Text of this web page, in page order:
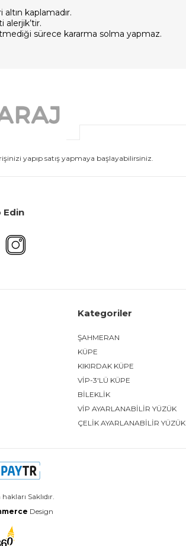
kaplamadır.
alerjik’tir.
sürece kararma solma yapmaz.
yapıp satış yapmaya başlayabilirsiniz.
Edin
Kategoriler
ŞAHMERAN
KÜPE
KIKIRDAK KÜPE
VİP-3'LÜ KÜPE
BİLEKLİK
VİP AYARLANABİLİR YÜZÜK
ÇELİK AYARLANABİLİR YÜZÜK
Saklıdır.
Design